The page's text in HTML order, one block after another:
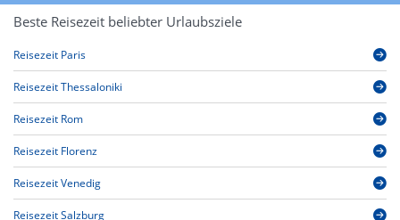
Beste Reisezeit beliebter Urlaubsziele
Reisezeit Paris
Reisezeit Thessaloniki
Reisezeit Rom
Reisezeit Florenz
Reisezeit Venedig
Reisezeit Salzburg